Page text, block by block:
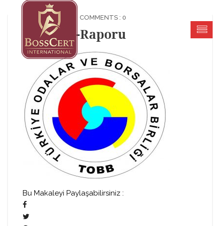
KASIM 12, 2017 COMMENTS : 0
Kapasite-Raporu
Bu Makaleyi Paylaşabilirsiniz :